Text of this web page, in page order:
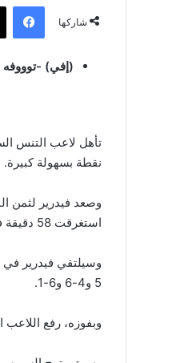
شاركها
(إفي) -توووفه
تأهل لاعب التنس
نقطة بسهولة كبيرة.
استغرقت 58 دقيقة فقط.
5 و4-6 و6-1.
وبفوزه، رفع اللاعب